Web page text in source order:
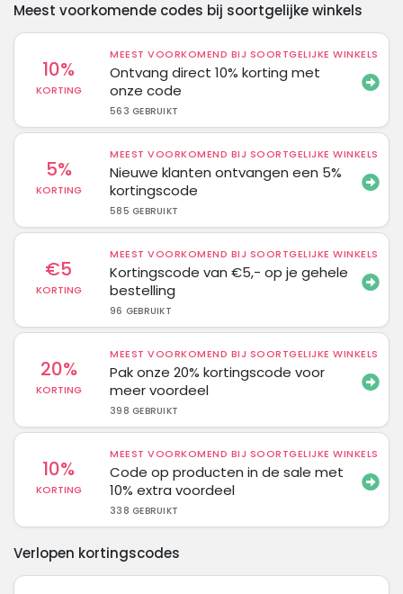
Meest voorkomende codes bij soortgelijke winkels
10%
KORTING
MEEST VOORKOMEND BIJ SOORTGELIJKE WINKELS
Ontvang direct 10% korting met
onze code
563 GEBRUIKT
5%
KORTING
MEEST VOORKOMEND BIJ SOORTGELIJKE WINKELS
Nieuwe klanten ontvangen een 5%
kortingscode
585 GEBRUIKT
€5
KORTING
MEEST VOORKOMEND BIJ SOORTGELIJKE WINKELS
Kortingscode van €5,- op je gehele
bestelling
96 GEBRUIKT
20%
KORTING
MEEST VOORKOMEND BIJ SOORTGELIJKE WINKELS
Pak onze 20% kortingscode voor
meer voordeel
398 GEBRUIKT
10%
KORTING
MEEST VOORKOMEND BIJ SOORTGELIJKE WINKELS
Code op producten in de sale met
10% extra voordeel
338 GEBRUIKT
Verlopen kortingscodes